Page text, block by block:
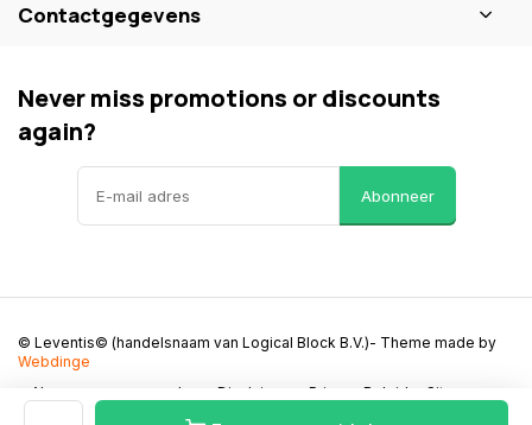
Contactgegevens
Never miss promotions or discounts
again?
Abonneer
Algemene voorwaarden Disclaimer Privacy Beleid Sitemap
© Leventis© (handelsnaam van Logical Block B.V.)- Theme made by
Webdinge